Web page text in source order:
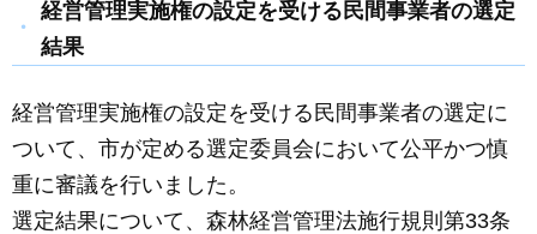
経営管理実施権の設定を受ける民間事業者の選定
結果
経営管理実施権の設定を受ける民間事業者の選定に
ついて、市が定める選定委員会において公平かつ慎
重に審議を行いました。
選定結果について、森林経営管理法施行規則第33条